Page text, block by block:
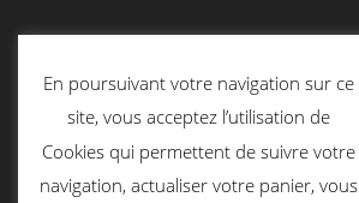
Le Blog
Conditions générales de vente
Mentions légales
En poursuivant votre navigation sur ce
site, vous acceptez l’utilisation de
Cookies qui permettent de suivre votre
navigation, actualiser votre panier, vous